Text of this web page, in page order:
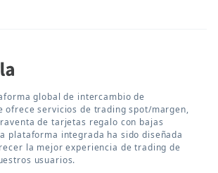
global de intercambio de
ofrece servicios de trading spot/margen,
de tarjetas regalo con bajas
plataforma integrada ha sido diseñada
la mejor experiencia de trading de
usuarios.